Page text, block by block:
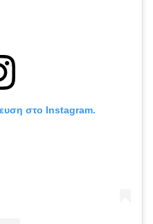
στο Instagram.